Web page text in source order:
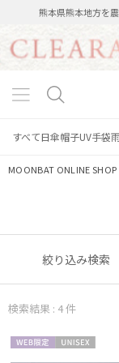
熊本県熊本地方を
すべて日傘帽子UV手袋
MOONBAT ONLINE SHOP
表示
おすすめ
絞り込み検索
検索結果 : 4件